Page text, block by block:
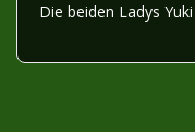
Die beiden Ladys